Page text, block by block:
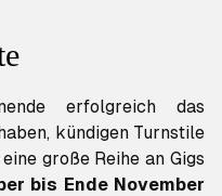
erfolgreich das
kündigen Turnstile
große Reihe an Gigs
bis Ende November